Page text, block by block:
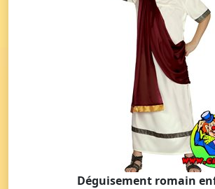
Déguisement romain